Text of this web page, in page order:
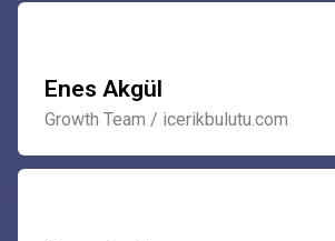
Enes Akgül
Growth Team / icerikbulutu.com